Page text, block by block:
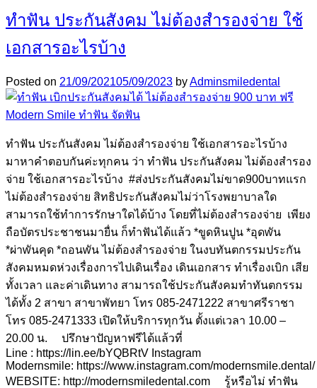
ทำฟัน ประกันสังคม ไม่ต้องสำรองจ่าย ใช้
เอกสารอะไรบ้าง
Posted on 21/09/202105/09/2023 byAdminsmiledental
ทำฟัน ประกันสังคม ไม่ต้องสำรองจ่าย ใช้เอกสารอะไรบ้าง
มาหาคำตอบกันค่ะทุกคน ว่า ทำฟัน ประกันสังคม ไม่ต้องสำรอง
จ่าย ใช้เอกสารอะไรบ้าง #ส่งประกันสังคมไม่ขาด900บาทแรก
ไม่ต้องสำรองจ่าย สิทธิประกันสังคมไม่ว่าโรงพยาบาลใด
สามารถใช้ทำการรักษาใดได้บ้าง โดยที่ไม่ต้องสำรองจ่าย เพียง
ถือบัตรประชาชนมายื่น ก็ทำฟันได้แล้ว *ขูดหินปูน *อุดwัน
*ผ่าwันคุด *ถอนwัน ไม่ต้องสำรองจ่าย ในงบทันตกรรมประกัน
สังคมหมดห่วงเรื่องการไปเดินเรื่อง เดินเอกสาร ทำเรื่องเบิก เสีย
ทั้งเวลา และค่าเดินทาง สามารถใช้ประกันสังคมทำทันตกรรม
ได้ทั้ง 2 สาขา สาขาพัทยา โทร 085-2471222 สาขาศรีราชา
โทร 085-2471333 เปิดให้บริการทุกวัน ตั้งแต่เวลา 10.00 –
20.00 น. ปรึกษาปัญหาฟรีได้แล้วที่
Line : https://lin.ee/bYQBRtV Instagram
Modernsmile: https://www.instagram.com/modernsmile.dental/
WEBSITE: http://modernsmiledental.com รู้หรือไม่ ทำฟัน